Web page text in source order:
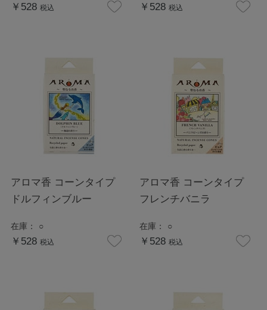
￥528 税込 ￥528 税込
アロマ香 コーンタイプ
ドルフィンブルー
在庫： ○
￥528 税込
アロマ香 コーンタイプ
フレンチバニラ
在庫： ○
￥528 税込